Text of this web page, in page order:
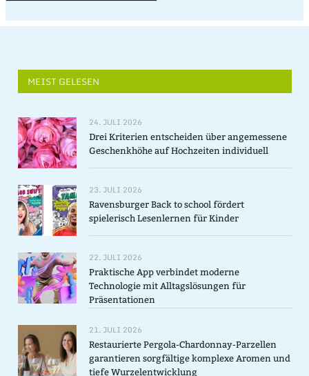
MEIST GELESEN
24. JULI 2026
Drei Kriterien entscheiden über angemessene
Geschenkhöhe auf Hochzeiten individuell
23. JULI 2026
Ravensburger Back to school fördert
spielerisch Lesenlernen für Kinder
22. JULI 2026
Praktische App verbindet moderne
Technologie mit Alltagslösungen für
Präsentationen
21. JULI 2026
Restaurierte Pergola-Chardonnay-Parzellen
garantieren sorgfältige komplexe Aromen und
tiefe Wurzelentwicklung